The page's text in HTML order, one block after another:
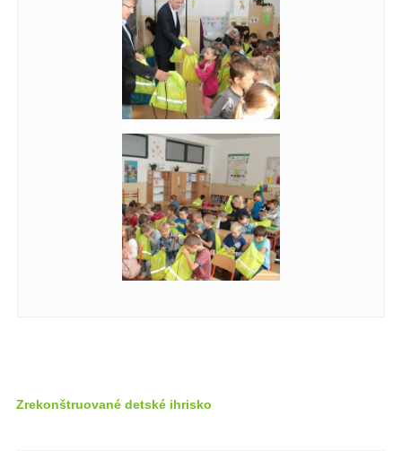
Zrekonštruované detské ihrisko